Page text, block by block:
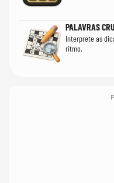
PALAVRAS
Interprete as
ritmo.